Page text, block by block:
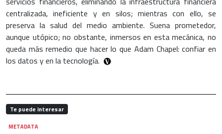
centralizada, ineficiente y en silos; mientras con ello, se
preserva la salud del medio ambiente. Suena prometedor,
aunque utópico; no obstante, inmersos en esta mecánica, no
queda más remedio que hacer lo que Adam Chapel: confiar en
los datos y en la tecnología.
Te puede interesar
METADATA